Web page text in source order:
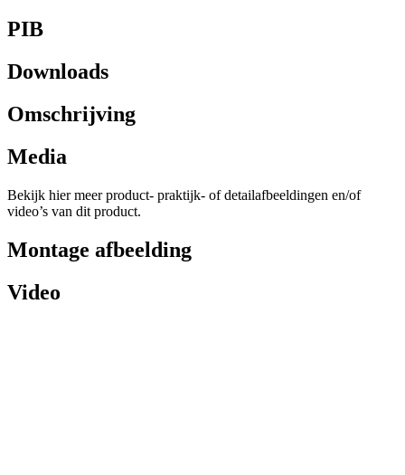
PIB
Downloads
Omschrijving
Media
Bekijk hier meer product- praktijk- of detailafbeeldingen en/of
video’s van dit product.
Montage afbeelding
Video